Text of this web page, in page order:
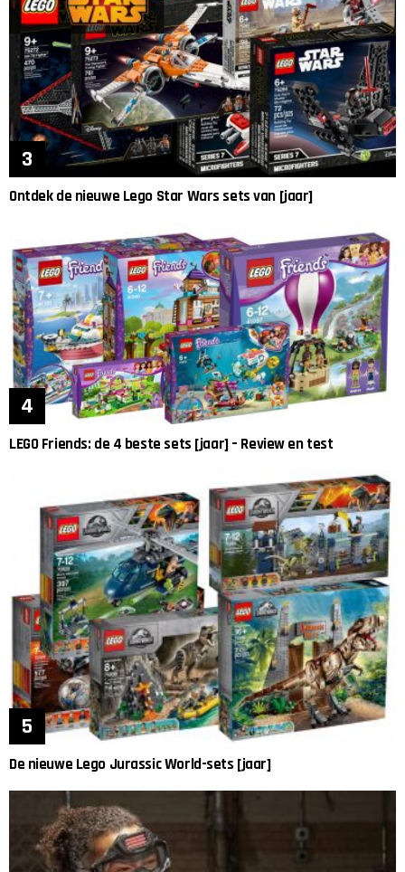
Ontdek de nieuwe Lego Star Wars sets van [jaar]
LEGO Friends: de 4 beste sets [jaar] – Review en test
De nieuwe Lego Jurassic World-sets [jaar]